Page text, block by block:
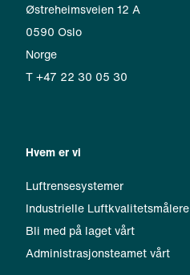
Østreheimsveien 12 A
0590 Oslo
Norge
T +47 22 30 05 30
Hvem er vi
Luftrensesystemer
Industrielle Luftkvalitetsmålere
Bli med på laget vårt
Administrasjonsteamet vårt